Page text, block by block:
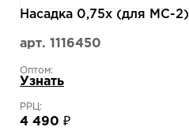
Насадка 0,75х (для MC-2)
арт. 1116450
Оптом:
Узнать
РРЦ:
4 490 ₽